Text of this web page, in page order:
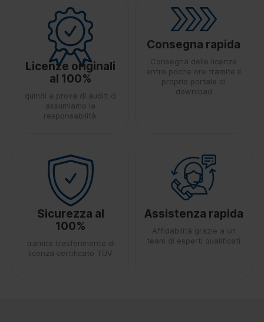
Licenze originali
al 100%
quindi a prova di audit: ci
assumiamo la
responsabilità.
Consegna rapida
Consegna delle licenze
entro poche ore tramite il
proprio portale di
download
Sicurezza al
100%
tramite trasferimento di
licenza certificato TÜV
Assistenza rapida
Affidabilità grazie a un
team di esperti qualificati